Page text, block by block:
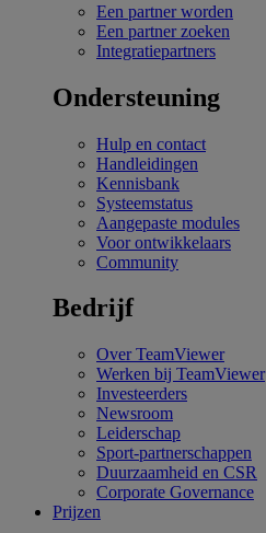
Een partner worden
Een partner zoeken
Integratiepartners
Ondersteuning
Hulp en contact
Handleidingen
Kennisbank
Systeemstatus
Aangepaste modules
Voor ontwikkelaars
Community
Bedrijf
Over TeamViewer
Werken bij TeamViewer
Investeerders
Newsroom
Leiderschap
Sport-partnerschappen
Duurzaamheid en CSR
Corporate Governance
Prijzen